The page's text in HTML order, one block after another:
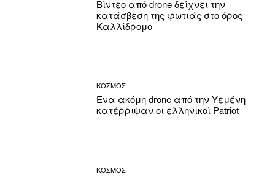
Βίντεο από drone δείχνει την
κατάσβεση της φωτιάς στο όρος
Καλλίδρομο
ΚΟΣΜΟΣ
Ένα ακόμη drone από την Υεμένη
κατέρριψαν οι ελληνικοί Patriot
ΚΟΣΜΟΣ